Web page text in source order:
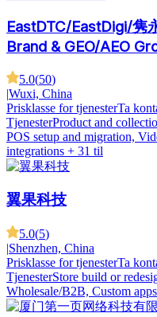
EastDTC/EastDigi/
Brand & GEO/AEO
5.0(50)
|Wuxi, China
Prisklasse for tjenesterTa
TjenesterProduct and
POS setup and migration,
integrations + 31 til
翼果科技
5.0(5)
|Shenzhen, China
Prisklasse for tjenesterTa
TjenesterStore build or
Wholesale/B2B, Custom